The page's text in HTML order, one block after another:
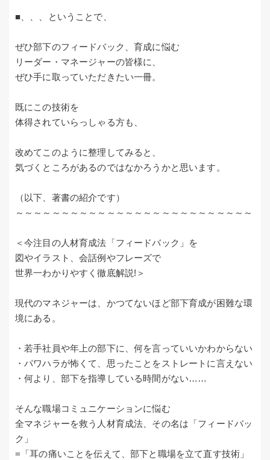
■、、、ということで、
ぜひ部下のフィードバック、育成に悩む
リーダー・マネージャーの皆様に、
ぜひ手に取っていただきたい一冊。
既にこの技術を
体得されていらっしゃる方も、
改めてこのように整理してみると、
気づくところがあるのではなかろうかと思います。
（以下、著書の紹介です）
～～～～～～～～～～～～～～～～～～～～～～～～～～
＜今注目の人材育成法「フィードバック」を
図やイラスト、会話例やフレーズで
世界一わかりやすく徹底解説!＞
現代のマネジャーは、かつてないほど部下育成が困難な環
境にある。
・若手社員や年上の部下に、何を言っていいかわからない
・パワハラが怖くて、思ったことをストレートに言えない
・何より、部下を指導している時間がない……
そんな職場コミュニケーションに悩む
全マネジャーを救う人材育成法、その名は「フィードバッ
ク」
=「耳の痛いことを伝えて、部下と職場を立て直す技術」